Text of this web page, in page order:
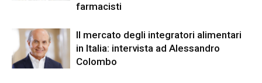
farmacisti
Il mercato degli integratori alimentari
in Italia: intervista ad Alessandro
Colombo